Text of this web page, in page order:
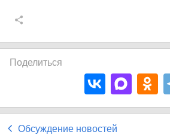
Поделиться
Обсуждение новостей